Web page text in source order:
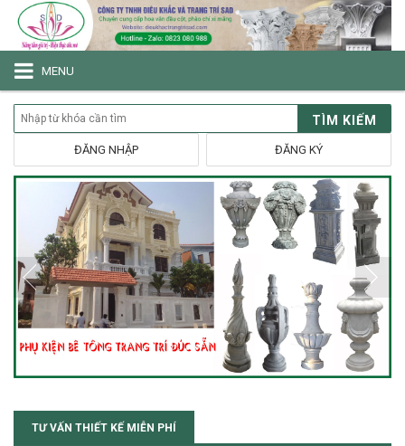
MENU
TÌM KIẾM
ĐĂNG KÝ
ĐĂNG NHẬP
TƯ VẤN THIẾT KẾ MIỄN PHÍ